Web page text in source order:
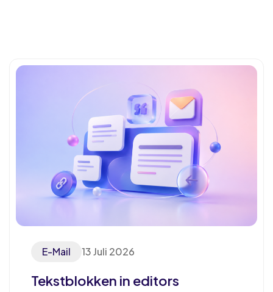
E-Mail 13 Juli 2026
Tekstblokken in editors